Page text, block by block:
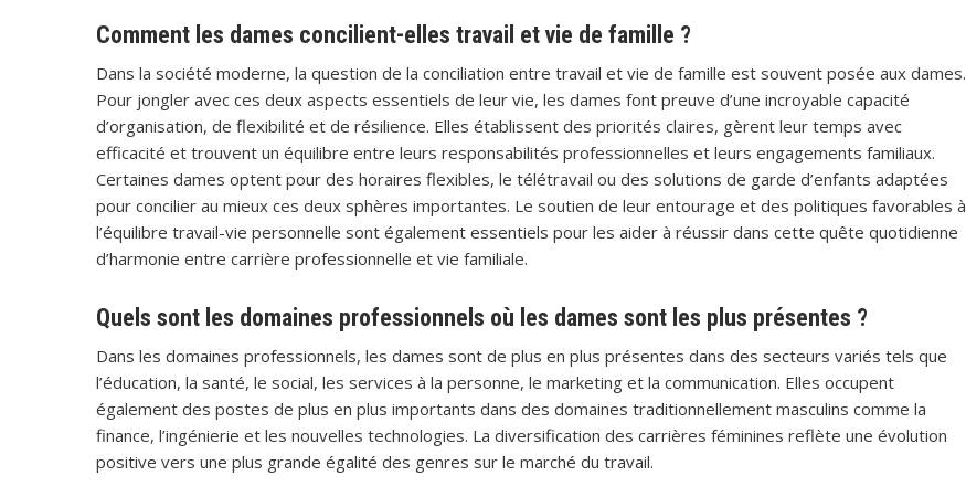
Comment les dames concilient-elles travail et vie de famille ?
Dans la société moderne, la question de la conciliation entre travail et vie de famille est souvent posée aux dames.
Pour jongler avec ces deux aspects essentiels de leur vie, les dames font preuve d’une incroyable capacité
d’organisation, de flexibilité et de résilience. Elles établissent des priorités claires, gèrent leur temps avec
efficacité et trouvent un équilibre entre leurs responsabilités professionnelles et leurs engagements familiaux.
Certaines dames optent pour des horaires flexibles, le télétravail ou des solutions de garde d’enfants adaptées
pour concilier au mieux ces deux sphères importantes. Le soutien de leur entourage et des politiques favorables à
l’équilibre travail-vie personnelle sont également essentiels pour les aider à réussir dans cette quête quotidienne
d’harmonie entre carrière professionnelle et vie familiale.
Quels sont les domaines professionnels où les dames sont les plus présentes ?
Dans les domaines professionnels, les dames sont de plus en plus présentes dans des secteurs variés tels que
l’éducation, la santé, le social, les services à la personne, le marketing et la communication. Elles occupent
également des postes de plus en plus importants dans des domaines traditionnellement masculins comme la
finance, l’ingénierie et les nouvelles technologies. La diversification des carrières féminines reflète une évolution
positive vers une plus grande égalité des genres sur le marché du travail.